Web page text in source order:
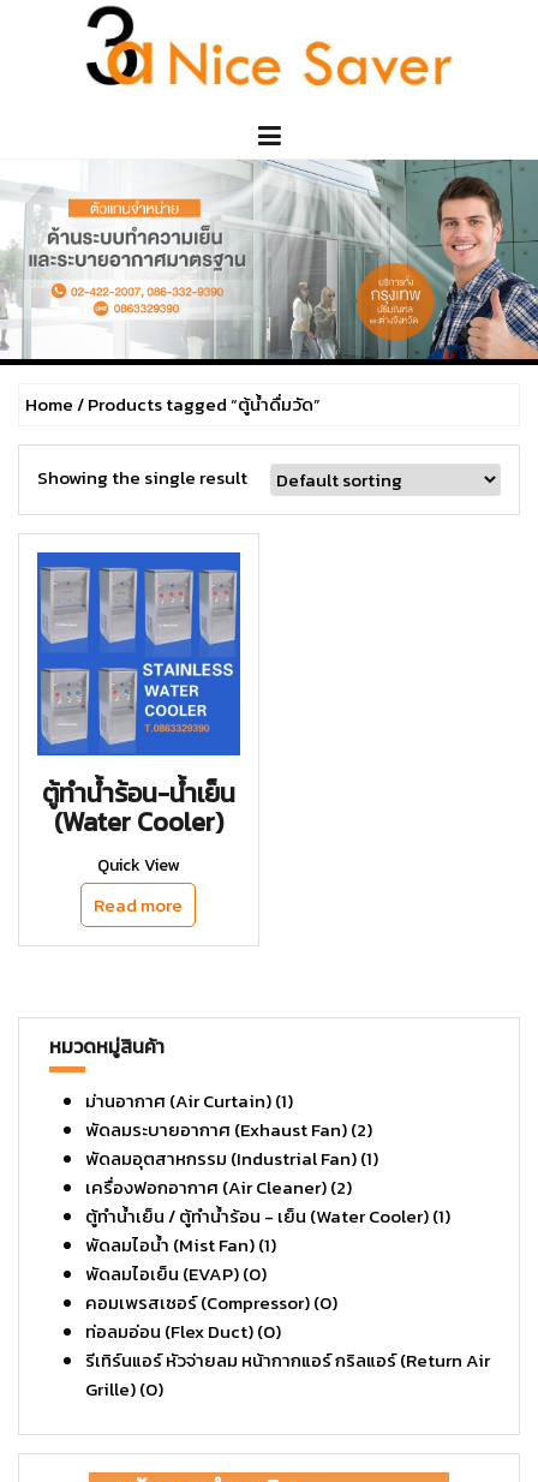
Home/ Products tagged “ตู้น้ำดื่มวัด”
Showing the single result
ตู้ทำน้ำร้อน-น้ำเย็น
(Water Cooler)
Quick View
Read more
หมวดหมู่สินค้า
ม่านอากาศ (Air Curtain)(1)
พัดลมระบายอากาศ (Exhaust Fan)(2)
พัดลมอุตสาหกรรม (Industrial Fan)(1)
เครื่องฟอกอากาศ (Air Cleaner)(2)
ตู้ทำน้ำเย็น / ตู้ทำน้ำร้อน - เย็น (Water Cooler)(1)
พัดลมไอน้ำ (Mist Fan)(1)
พัดลมไอเย็น (EVAP)(0)
คอมเพรสเซอร์ (Compressor)(0)
ท่อลมอ่อน (Flex Duct)(0)
รีเทิร์นแอร์ หัวจ่ายลม หน้ากากแอร์ กริลแอร์ (Return Air
Grille)(0)